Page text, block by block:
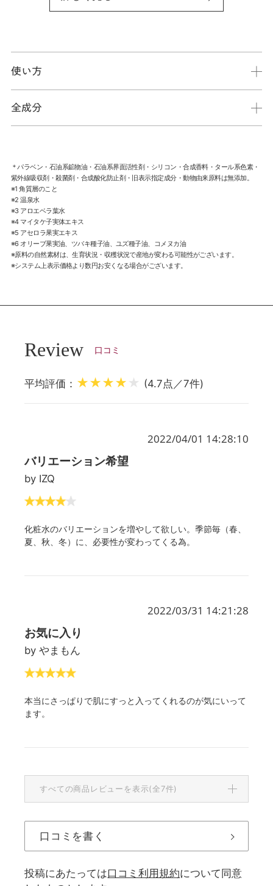
使い方
全成分
＊パラベン・石油系鉱物油・石油系界面活性剤・シリコン・合成香料・タール系色素・
紫外線吸収剤・殺菌剤・合成酸化防止剤・旧表示指定成分・動物由来原料は無添加。
※1 角質層のこと
※2 温泉水
※3 アロエベラ葉水
※4 マイタケ子実体エキス
※5 アセロラ果実エキス
※6 オリーブ果実油、ツバキ種子油、ユズ種子油、コメヌカ油
※原料の自然素材は、生育状況・収穫状況で産地が変わる可能性がございます。
※システム上表示価格より数円お安くなる場合がございます。
Review 口コミ
平均評価： ★★★★ ★ (4.7点／7件)
2022/04/01 14:28:10
バリエーション希望
by IZQ
化粧水のバリエーションを増やして欲しい。季節毎（春、
夏、秋、冬）に、必要性が変わってくる為。
2022/03/31 14:21:28
お気に入り
by やまもん
本当にさっぱりで肌にすっと入ってくれるのが気にいって
ます。
すべての商品レビューを表示(全7件)
口コミを書く
投稿にあたっては口コミ利用規約について同意